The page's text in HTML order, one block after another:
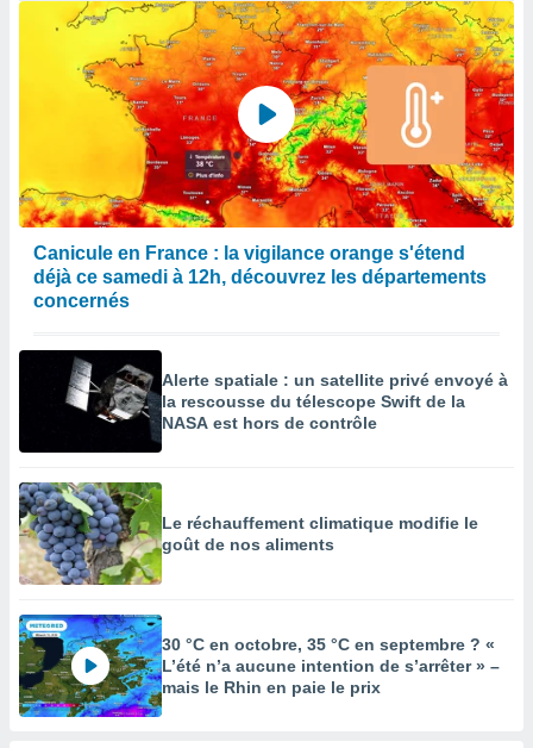
Canicule en France : la vigilance orange s'étend
déjà ce samedi à 12h, découvrez les départements
concernés
Alerte spatiale : un satellite privé envoyé à
la rescousse du télescope Swift de la
NASA est hors de contrôle
Le réchauffement climatique modifie le
goût de nos aliments
30 °C en octobre, 35 °C en septembre ? «
L’été n’a aucune intention de s’arrêter » –
mais le Rhin en paie le prix